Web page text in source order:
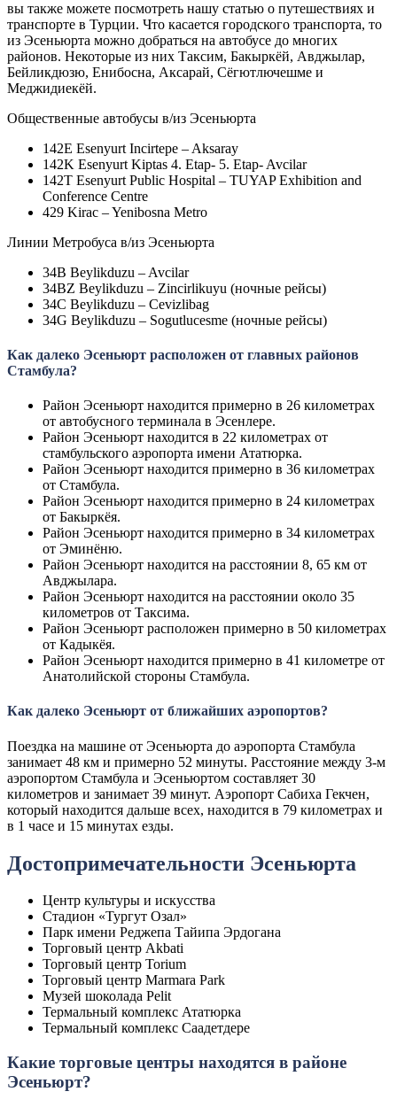
вы также можете посмотреть нашу статью о путешествиях и
транспорте в Турции. Что касается городского транспорта, то
из Эсеньюрта можно добраться на автобусе до многих
районов. Некоторые из них Таксим, Бакыркёй, Авджылар,
Бейликдюзю, Енибосна, Аксарай, Сёгютлючешме и
Меджидиекёй.
Общественные автобусы в/из Эсеньюрта
142E Esenyurt Incirtepe – Aksaray
142K Esenyurt Kiptas 4. Etap- 5. Etap- Avcilar
142T Esenyurt Public Hospital – TUYAP Exhibition and
Conference Centre
429 Kirac – Yenibosna Metro
Линии Метробуса в/из Эсеньюрта
34B Beylikduzu – Avcilar
34BZ Beylikduzu – Zincirlikuyu (ночные рейсы)
34C Beylikduzu – Cevizlibag
34G Beylikduzu – Sogutlucesme (ночные рейсы)
Как далеко Эсеньюрт расположен от главных районов
Стамбула?
Район Эсеньюрт находится примерно в 26 километрах
от автобусного терминала в Эсенлере.
Район Эсеньюрт находится в 22 километрах от
стамбульского аэропорта имени Ататюрка.
Район Эсеньюрт находится примерно в 36 километрах
от Стамбула.
Район Эсеньюрт находится примерно в 24 километрах
от Бакыркёя.
Район Эсеньюрт находится примерно в 34 километрах
от Эминёню.
Район Эсеньюрт находится на расстоянии 8, 65 км от
Авджылара.
Район Эсеньюрт находится на расстоянии около 35
километров от Таксима.
Район Эсеньюрт расположен примерно в 50 километрах
от Кадыкёя.
Район Эсеньюрт находится примерно в 41 километре от
Анатолийской стороны Стамбула.
Как далеко Эсеньюрт от ближайших аэропортов?
Поездка на машине от Эсеньюрта до аэропорта Стамбула
занимает 48 км и примерно 52 минуты. Расстояние между 3-м
аэропортом Стамбула и Эсеньюртом составляет 30
километров и занимает 39 минут. Аэропорт Сабиха Гекчен,
который находится дальше всех, находится в 79 километрах и
в 1 часе и 15 минутах езды.
Достопримечательности Эсеньюрта
Центр культуры и искусства
Стадион «Тургут Озал»
Парк имени Реджепа Тайипа Эрдогана
Торговый центр Akbati
Торговый центр Torium
Торговый центр Marmara Park
Музей шоколада Pelit
Термальный комплекс Ататюрка
Термальный комплекс Саадетдере
Какие торговые центры находятся в районе
Эсеньюрт?